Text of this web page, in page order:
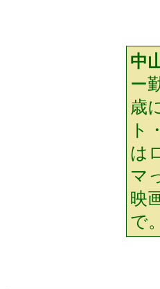
中
ー
歳
ト
は
マ
映
で。